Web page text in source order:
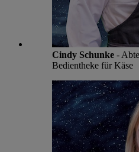
Cindy Schunke -
Bedientheke für Käse